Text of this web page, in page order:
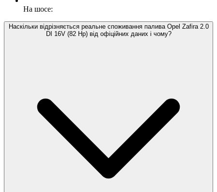
На шосе:
Наскільки відрізняється реальне споживання палива Opel Zafira 2.0
DI 16V (82 Hp) від офіційних даних і чому?